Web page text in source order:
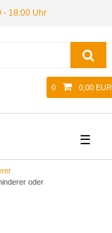
- 18:00 Uhr
0 0,00 EUR
☰
oder